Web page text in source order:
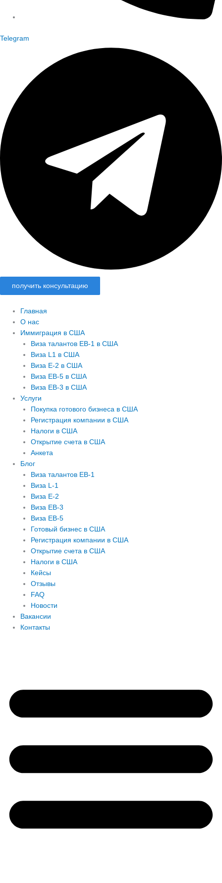
Telegram
получить консультацию
Главная
О нас
Иммиграция в США
Виза талантов EB-1 в США
Виза L1 в США
Виза E-2 в США
Виза EB-5 в США
Виза EB-3 в США
Услуги
Покупка готового бизнеса в США
Регистрация компании в США
Налоги в США
Открытие счета в США
Анкета
Блог
Виза талантов EB-1
Виза L-1
Виза E-2
Виза EB-3
Виза EB-5
Готовый бизнес в США
Регистрация компании в США
Открытие счета в США
Налоги в США
Кейсы
Отзывы
FAQ
Новости
Вакансии
Контакты